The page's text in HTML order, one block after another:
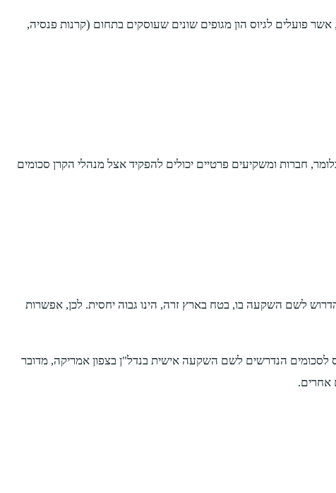
פועלים לגיוס הון מגופים שונים שעוסקים בתחום (קרנות פנסיה,
חברות ומשקיעים פרטיים יכולים להפקיד אצל מנהלי הקרן סכומים
ההתחלתי הדרוש לשם השקעה בו, בטח בארץ זרה, הינו גבוה יחסית. לכן, אפשרות
₪! כמובן שלא מדובר בסכום זעום בכלל, אך ביחס לסכומים הנדרשים לשם השקעה אישית בנדל"ן בצפון אמריקה, מדובר
אחרים.